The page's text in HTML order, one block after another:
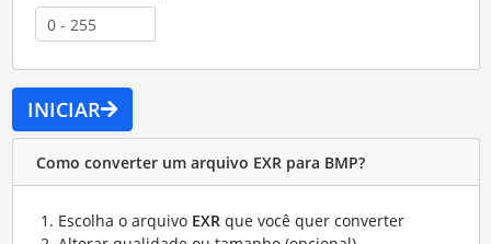
INICIAR
Como converter um arquivo EXR para BMP?
Escolha o arquivo EXRque você quer converter